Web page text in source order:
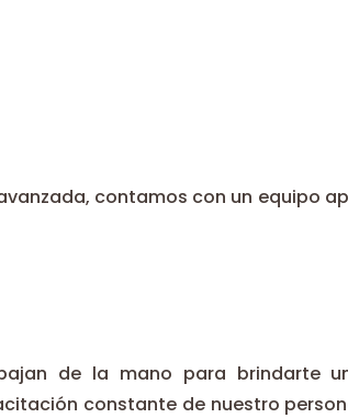
contamos con un equipo
de la mano para brindarte
constante de nuestro